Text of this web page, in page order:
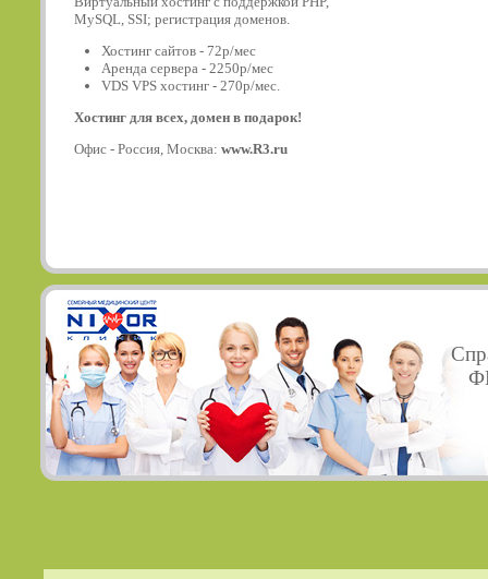
MySQL, SSI; регистрация доменов.
Хостинг сайтов - 72р/мес
Аренда сервера - 2250р/мес
VDS VPS хостинг - 270р/мес.
Хостинг для всех, домен в подарок!
Офис - Россия, Москва: www.R3.ru